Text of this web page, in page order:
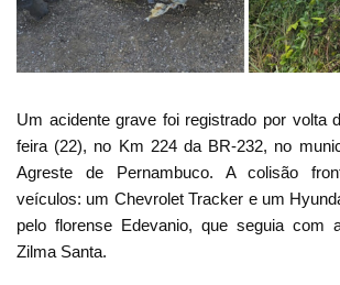
Um acidente grave foi registrado por volta
feira (22), no Km 224 da BR-232, no
Agreste de Pernambuco. A colisão
veículos: um Chevrolet Tracker e um
pelo florense Edevanio, que seguia com
Zilma Santa.